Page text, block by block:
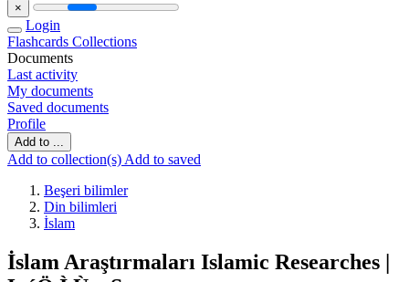
×
Login
Flashcards Collections
Documents
Last activity
My documents
Saved documents
Profile
Add to ...
Add to collection(s) Add to saved
Beşeri bilimler
Din bilimleri
İslam
İslam Araştırmaları Islamic Researches |